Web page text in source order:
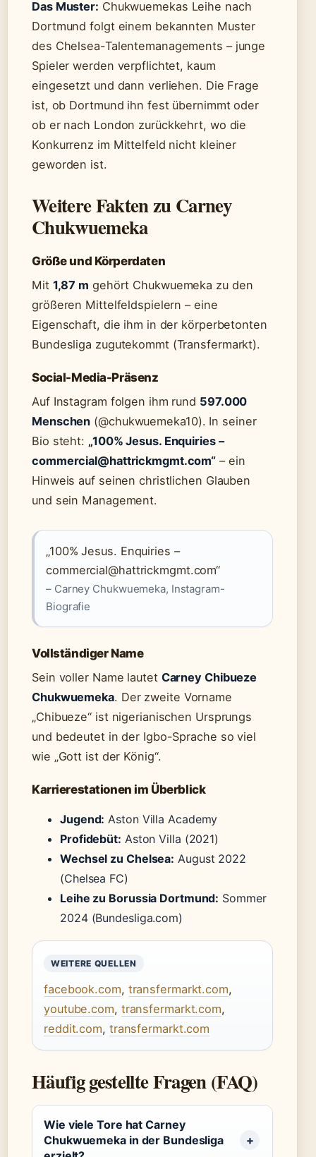
Das Muster: Chukwuemekas Leihe nach
Dortmund folgt einem bekannten Muster
des Chelsea-Talentemanagements – junge
Spieler werden verpflichtet, kaum
eingesetzt und dann verliehen. Die Frage
ist, ob Dortmund ihn fest übernimmt oder
ob er nach London zurückkehrt, wo die
Konkurrenz im Mittelfeld nicht kleiner
geworden ist.
Weitere Fakten zu Carney
Chukwuemeka
Größe und Körperdaten
Mit 1,87 m gehört Chukwuemeka zu den
größeren Mittelfeldspielern – eine
Eigenschaft, die ihm in der körperbetonten
Bundesliga zugutekommt (Transfermarkt).
Social-Media-Präsenz
Auf Instagram folgen ihm rund 597.000
Menschen (@chukwuemeka10). In seiner
Bio steht: „100% Jesus. Enquiries –
commercial@hattrickmgmt.com“ – ein
Hinweis auf seinen christlichen Glauben
und sein Management.
„100% Jesus. Enquiries –
commercial@hattrickmgmt.com“
– Carney Chukwuemeka, Instagram-
Biografie
Vollständiger Name
Sein voller Name lautet Carney Chibueze
Chukwuemeka. Der zweite Vorname
„Chibueze“ ist nigerianischen Ursprungs
und bedeutet in der Igbo-Sprache so viel
wie „Gott ist der König“.
Karrierestationen im Überblick
Jugend: Aston Villa Academy
Profidebüt: Aston Villa (2021)
Wechsel zu Chelsea: August 2022
(Chelsea FC)
Leihe zu Borussia Dortmund: Sommer
2024 (Bundesliga.com)
WEITERE QUELLEN
facebook.com, transfermarkt.com,
youtube.com, transfermarkt.com,
reddit.com, transfermarkt.com
Häufig gestellte Fragen (FAQ)
Wie viele Tore hat Carney
Chukwuemeka in der Bundesliga